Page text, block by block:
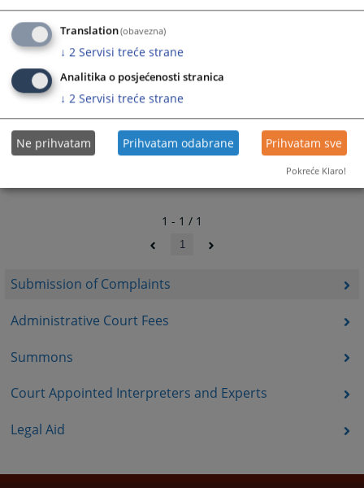
Submission of Complaints
Administrative Court Fees
Summons
Court Appointed Interpreters and Experts
Legal Aid
1 - 1 / 1
1
Translation(obavezna)
↓ 2 Servisi treće strane
Analitika o posjećenosti stranica
↓ 2 Servisi treće strane
Ne prihvatam Prihvatam odabrane Prihvatam sve
Pokreće Klaro!